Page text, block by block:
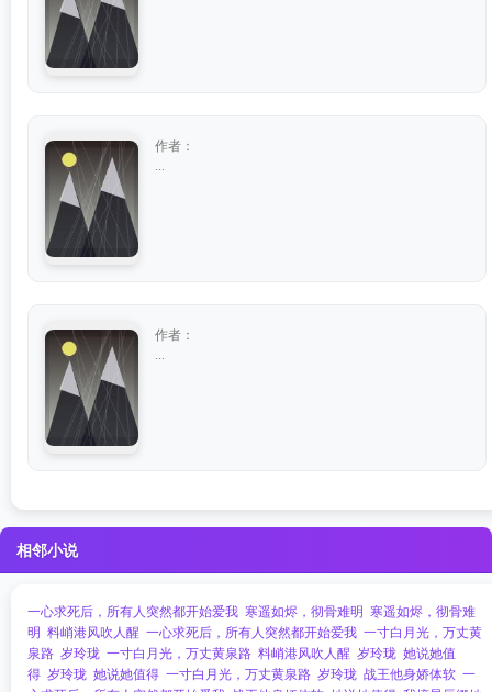
作者：
作者：
相邻小说
一心求死后，所有人突然都开始爱我 寒遥如烬，彻骨难明 寒遥如烬，彻骨难
明 料峭港风吹人醒 一心求死后，所有人突然都开始爱我 一寸白月光，万丈黄
泉路 岁玲珑 一寸白月光，万丈黄泉路 料峭港风吹人醒 岁玲珑 她说她值
得 岁玲珑 她说她值得 一寸白月光，万丈黄泉路 岁玲珑 战王他身娇体软 一